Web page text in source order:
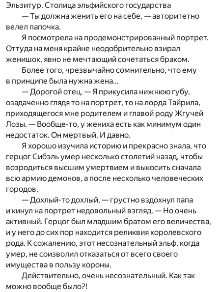
Эльзитур. Столица эльфийского государства
— Ты должна женить его на себе, — авторитетно
велел папочка.
Я посмотрела на продемонстрированный портрет.
Оттуда на меня крайне неодобрительно взирал
женишок, явно не мечтающий сочетаться браком.
Более того, чрезвычайно сомнительно, что ему
в принципе была нужна жена…
— Дорогой отец. — Я прикусила нижнюю губу,
озадаченно глядя то на портрет, то на лорда Тайрила,
приходящегося мне родителем и главой роду Жгучей
Лозы. — Вообще-то, у жениха есть как минимум один
недостаток. Он мертвый. И давно.
Я хорошо изучила историю и прекрасно знала, что
герцог Сибэль умер несколько столетий назад, чтобы
возродиться высшим умертвием и выкосить сначала
всю армию демонов, а после несколько человеческих
городов.
— Дохлый-то дохлый, — грустно вздохнул папа
и кинул на портрет недовольный взгляд. — Но очень
активный. Герцог был младшим братом его величества,
и у него до сих пор находится реликвия королевского
рода. К сожалению, этот несознательный эльф, когда
умер, не соизволил отказаться от всего своего
имущества в пользу короны.
Действительно, очень несознательный. Как так
можно вообще было?!